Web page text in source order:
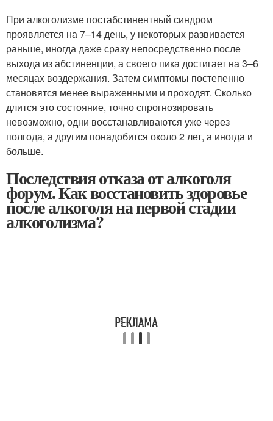
При алкоголизме постабстинентный синдром
проявляется на 7–14 день, у некоторых развивается
раньше, иногда даже сразу непосредственно после
выхода из абстиненции, а своего пика достигает на 3–6
месяцах воздержания. Затем симптомы постепенно
становятся менее выраженными и проходят. Сколько
длится это состояние, точно спрогнозировать
невозможно, одни восстанавливаются уже через
полгода, а другим понадобится около 2 лет, а иногда и
больше.
Последствия отказа от алкоголя
форум. Как восстановить здоровье
после алкоголя на первой стадии
алкоголизма?